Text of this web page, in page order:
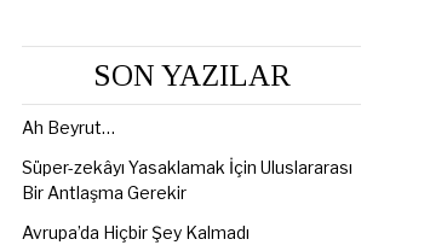
SON YAZILAR
Ah Beyrut…
Süper-zekâyı Yasaklamak İçin Uluslararası
Bir Antlaşma Gerekir
Avrupa’da Hiçbir Şey Kalmadı